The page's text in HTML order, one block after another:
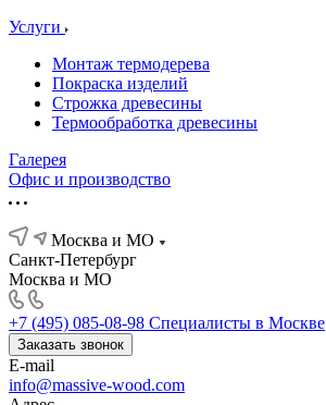
Услуги
Монтаж термодерева
Покраска изделий
Строжка древесины
Термообработка древесины
Галерея
Офис и производство
Москва и МО
Санкт-Петербург
Москва и МО
+7 (495) 085-08-98 Специалисты в Москве
Заказать звонок
E-mail
info@massive-wood.com